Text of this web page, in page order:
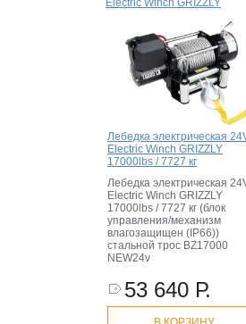
Electric Winch GRIZZLY
Лебедка электрическая
Electric Winch GRIZZLY
17000lbs / 7727 кг
Лебедка электрическая
Electric Winch GRIZZLY
17000lbs / 7727 кг (блок
управления/механизм
влагозащищен (IP66))
стальной трос BZ17000
NEW24v
53 640 Р.